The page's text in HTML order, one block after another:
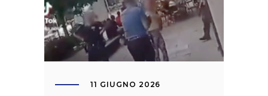
11 GIUGNO 2026